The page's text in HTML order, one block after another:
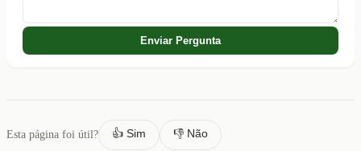
Enviar Pergunta
Esta página foi útil? 👍 Sim 👎 Não